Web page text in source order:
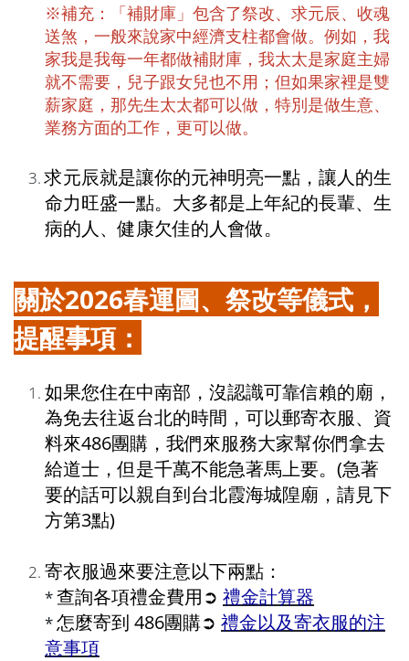
※補充：「補財庫」包含了祭改、求元辰、收魂
送煞，一般來說家中經濟支柱都會做。例如，我
家我是我每一年都做補財庫，我太太是家庭主婦
就不需要，兒子跟女兒也不用；但如果家裡是雙
薪家庭，那先生太太都可以做，特別是做生意、
業務方面的工作，更可以做。
求元辰就是讓你的元神明亮一點，讓人的生
命力旺盛一點。大多都是上年紀的長輩、生
病的人、健康欠佳的人會做。
關於2026春運圖、祭改等儀式，
提醒事項：
如果您住在中南部，沒認識可靠信賴的廟，
為免去往返台北的時間，可以郵寄衣服、資
料來486團購，我們來服務大家幫你們拿去
給道士，但是千萬不能急著馬上要。(急著
要的話可以親自到台北霞海城隍廟，請見下
方第3點)
寄衣服過來要注意以下兩點：
*查詢各項禮金費用➲ 禮金計算器
*怎麼寄到 486團購➲ 禮金以及寄衣服的注
意事項